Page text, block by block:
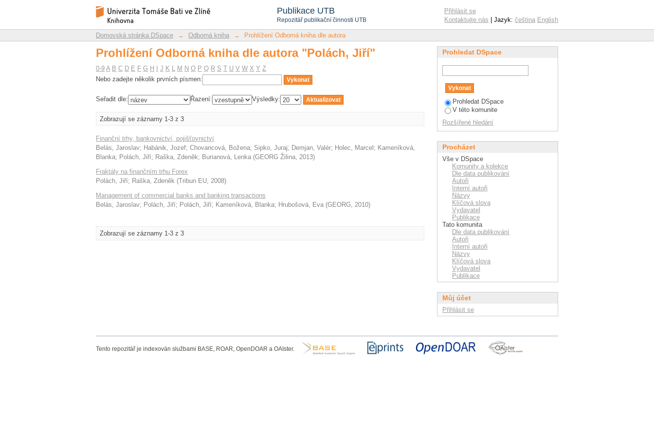
Publikace UTB
Repozitář publikační činnosti UTB
Prohlížení Odborná kniha dle autora "Polách, Jiří"
Repozitář DSpace/Manakin
Přihlásit se
Kontaktujte nás | Jazyk: čeština English
Domovská stránka DSpace → Odborná kniha → Prohlížení Odborná kniha dle autora
Prohlížení Odborná kniha dle autora "Polách, Jiří"
0-9 A B C D E F G H J K L M N O P Q R S T U V W X Y Z
Nebo zadejte několik prvních písmen:
Seřadit dle: Řazení: Výsledky:
Zobrazují se záznamy 1-3 z 3
Finanční trhy, bankovnictví, pojišťovnictví
Belás, Jaroslav; Habánik, Jozef; Chovancová, Božena; Sipko, Juraj; Demjan, Valér; Holec, Marcel ; Kameníková,
Blanka; Polách, Jiří; Raška, Zdeněk; Burianová, Lenka (GEORG Žilina, 2013)
Fraktály na finančním trhu Forex
Polách, Jiří; Raška, Zdeněk (Tribun EU, 2008)
Management of commercial banks and banking transactions
Belás, Jaroslav; Polách, Jiří; Polách, Jiří; Kameníková, Blanka; Hrubošová, Eva (GEORG, 2010)
Zobrazují se záznamy 1-3 z 3
Prohledat DSpace
Prohledat DSpace
V této komunite
Rozšířené hledání
Procházet
Vše v DSpace
Komunity a kolekce
Dle data publikování
Autoři
Interní autoři
Názvy
Klíčová slova
Vydavatel
Publikace
Tato komunita
Dle data publikování
Autoři
Interní autoři
Názvy
Klíčová slova
Vydavatel
Publikace
Můj účet
Přihlásit se
Tento repozitář je indexován službami BASE, ROAR, OpenDOAR a OAIster.